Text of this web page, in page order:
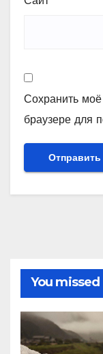
Сохранить
браузере для
You missed